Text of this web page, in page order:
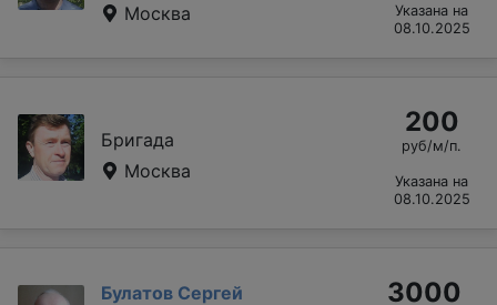
Москва
Указана на
08.10.2025
Бригада
Москва
200
руб/м/п.
Указана на
08.10.2025
Булатов Сергей
3000